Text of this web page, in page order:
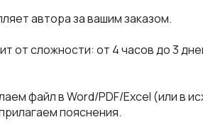
автора за вашим заказом.
от сложности: от 4 часов до 3
файл в Word/PDF/Excel (или в
пояснения.